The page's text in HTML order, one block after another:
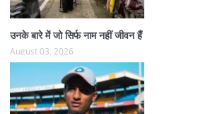
उनके बारे में जो सिर्फ नाम नहीं जीवन हैं
August 03, 2026